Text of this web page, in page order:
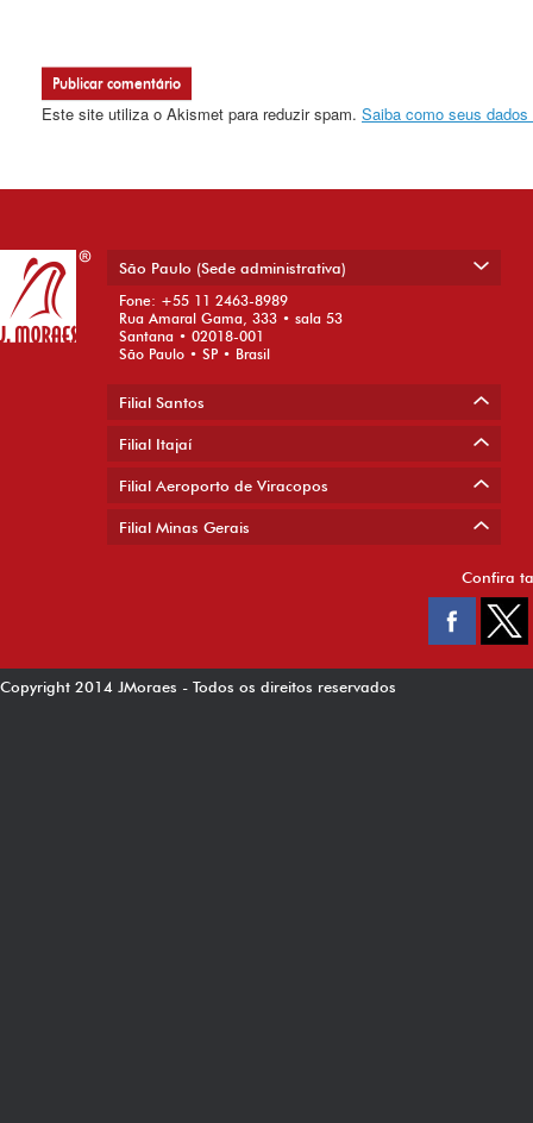
Este site utiliza o Akismet para reduzir spam. Saiba como seus
São Paulo (Sede administrativa)
Fone: +55 11 2463-8989
Rua Amaral Gama, 333 • sala 53
Santana • 02018-001
São Paulo • SP • Brasil
Filial Santos
Filial Itajaí
Filial Aeroporto de Viracopos
Filial Minas Gerais
Confira
Copyright 2014 JMoraes - Todos os direitos reservados